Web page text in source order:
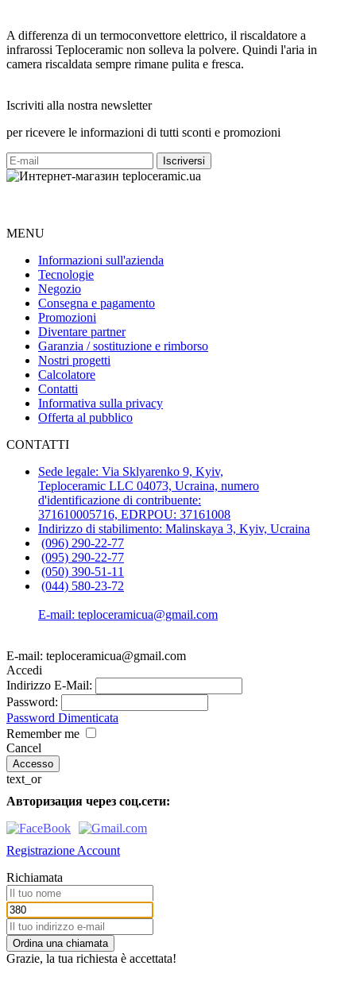
A differenza di un termoconvettore elettrico, il riscaldatore a
infrarossi Teploceramic non solleva la polvere. Quindi l'aria in
camera riscaldata sempre rimane pulita e fresca.
Iscriviti alla nostra newsletter
per ricevere le informazioni di tutti sconti e promozioni
MENU
Informazioni sull'azienda
Tecnologie
Negozio
Consegna e pagamento
Promozioni
Diventare partner
Garanzia / sostituzione e rimborso
Nostri progetti
Calcolatore
Contatti
Informativa sulla privacy
Offerta al pubblico
CONTATTI
Sede legale: Via Sklyarenko 9, Kyiv,
Teploceramic LLС 04073, Ucraina, numero
d'identificazione di contribuente:
371610005716, EDRPOU: 37161008
Indirizzo di stabilimento: Malinskaya 3, Kyiv, Ucraina
(096) 290-22-77
(095) 290-22-77
(050) 390-51-11
(044) 580-23-72
E-mail: teploceramicua@gmail.com
E-mail: teploceramicua@gmail.com
Accedi
Indirizzo E-Mail:
Password:
Password Dimenticata
Remember me
Cancel
text_or
Авторизация через соц.сети:
Registrazione Account
Richiamata
Ordina una chiamata
Grazie, la tua richiesta è accettata!